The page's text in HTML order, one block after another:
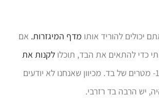
יכולים להוריד אותו מדף המיגזרות. אם
כדי להתאים את הבד, תוכלו לקנות את
. מדובר ב 1- מטרים של בד. מכיוון שאנחנו לא יודעים
יש הרבה בד רזרבי.